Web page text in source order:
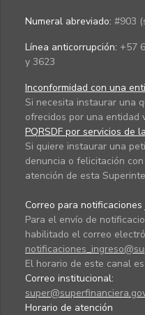
Numeral abreviado: #903
Línea anticorrupción: +57
y 3623
Inconformidad con una
Si necesita instaurar una
ofrecidos por una entidad
PQRSDF por servicios de
Si quiere instaurar una
denuncia o felicitación
atención de esta
Correo para notificaciones
Para el envío de
habilitado el correo
El horario de este canal
Correo institucional:
Horario de atención